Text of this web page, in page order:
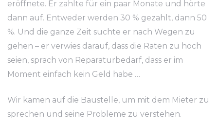
eröffnete. Er zahlte für ein paar Monate und hörte
dann auf. Entweder werden 30 % gezahlt, dann 50
%. Und die ganze Zeit suchte er nach Wegen zu
gehen – er verwies darauf, dass die Raten zu hoch
seien, sprach von Reparaturbedarf, dass er im
Moment einfach kein Geld habe …
Wir kamen auf die Baustelle, um mit dem Mieter zu
sprechen und seine Probleme zu verstehen.